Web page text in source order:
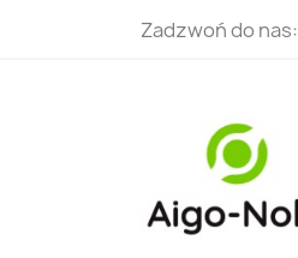
Zadzwoń do nas: